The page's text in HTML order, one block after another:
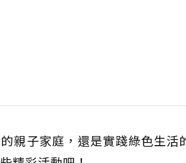
親子家庭，還是實踐綠色生